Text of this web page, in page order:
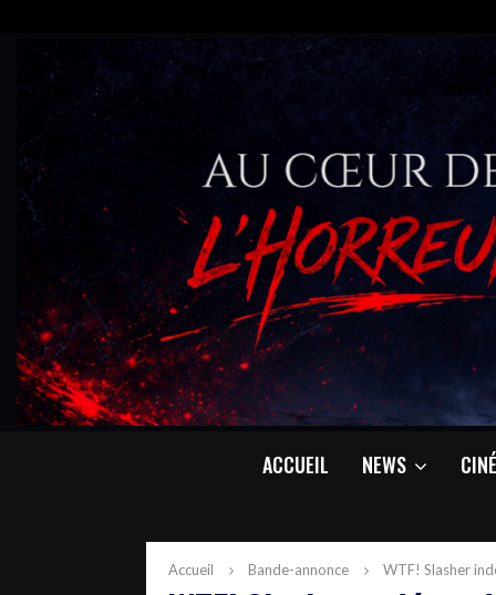
ACCUEIL NEWS
Accueil Bande-annonce WTF! Slasher